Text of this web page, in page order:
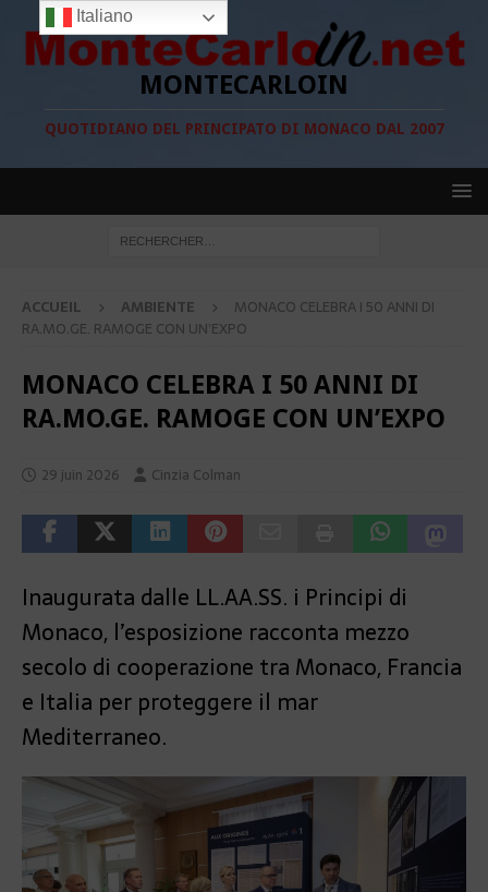
MONTECARLOIN
QUOTIDIANO DEL PRINCIPATO DI MONACO DAL 2007
ACCUEIL AMBIENTE
MONACO CELEBRA I 50 ANNI DI
RA.MO.GE. RAMOGE CON UN’EXPO
MONACO CELEBRA I 50 ANNI DI
RA.MO.GE. RAMOGE CON UN’EXPO
29 juin 2026 Cinzia Colman
Inaugurata dalle LL.AA.SS. i Principi di
Monaco, l’esposizione racconta mezzo
secolo di cooperazione tra Monaco, Francia
e Italia per proteggere il mar
Mediterraneo.
Italiano